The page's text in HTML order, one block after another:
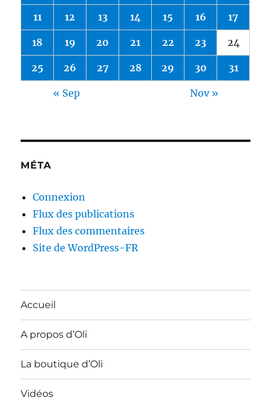
11 12 13 14 15 16 17
18 19 20 21 22 23 24
25 26 27 28 29 30 31
« Sep Nov »
MÉTA
Connexion
Flux des publications
Flux des commentaires
Site de WordPress-FR
Accueil
A propos d’Oli
La boutique d’Oli
Vidéos